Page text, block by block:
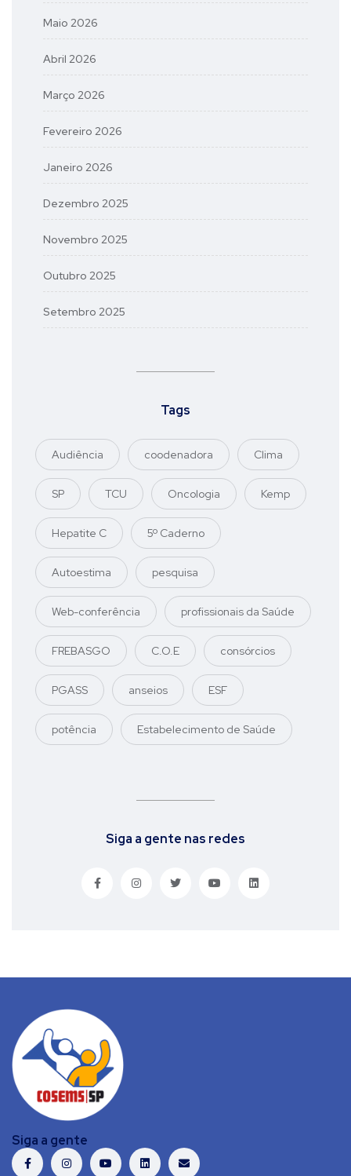
Maio 2026
Abril 2026
Março 2026
Fevereiro 2026
Janeiro 2026
Dezembro 2025
Novembro 2025
Outubro 2025
Setembro 2025
Tags
Audiência coodenadora Clima
SP TCU Oncologia Kemp
Hepatite C 5º Caderno
Autoestima pesquisa
Web-conferência profissionais da Saúde
FREBASGO C.O.E consórcios
PGASS anseios ESF
potência Estabelecimento de Saúde
Siga a gente nas redes
Siga a gente